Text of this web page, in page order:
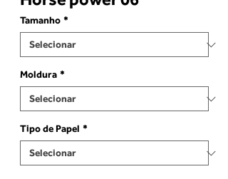
Tamanho *
Moldura *
Tipo de Papel *